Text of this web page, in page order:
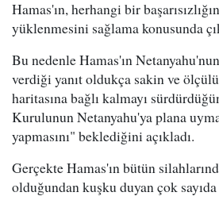
Hamas'ın, herhangi bir
yüklenmesini sağlama konusunda
Bu nedenle Hamas'ın
verdiği yanıt oldukça sakin ve
haritasına bağlı kalmayı
Kurulunun Netanyahu'ya plana
yapmasını" beklediğini açıkladı.
Gerçekte Hamas'ın bütün
olduğundan kuşku duyan çok